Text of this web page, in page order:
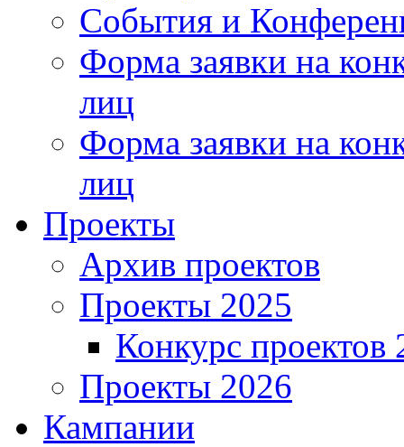
События и
Форма заявки на
лиц
Форма заявки на
лиц
Проекты
Архив проектов
Проекты 2025
Конкурс проектов
Проекты 2026
Кампании